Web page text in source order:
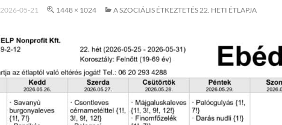
2026-05-21 1448 × 1024 A SZOCIÁLIS ÉTKEZTETÉS 22. HETI ÉTLAPJA